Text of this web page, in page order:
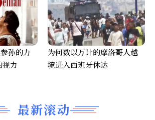
最新滚动
孙的力
力
为何数以万计的摩洛哥人越
境进入西班牙休达